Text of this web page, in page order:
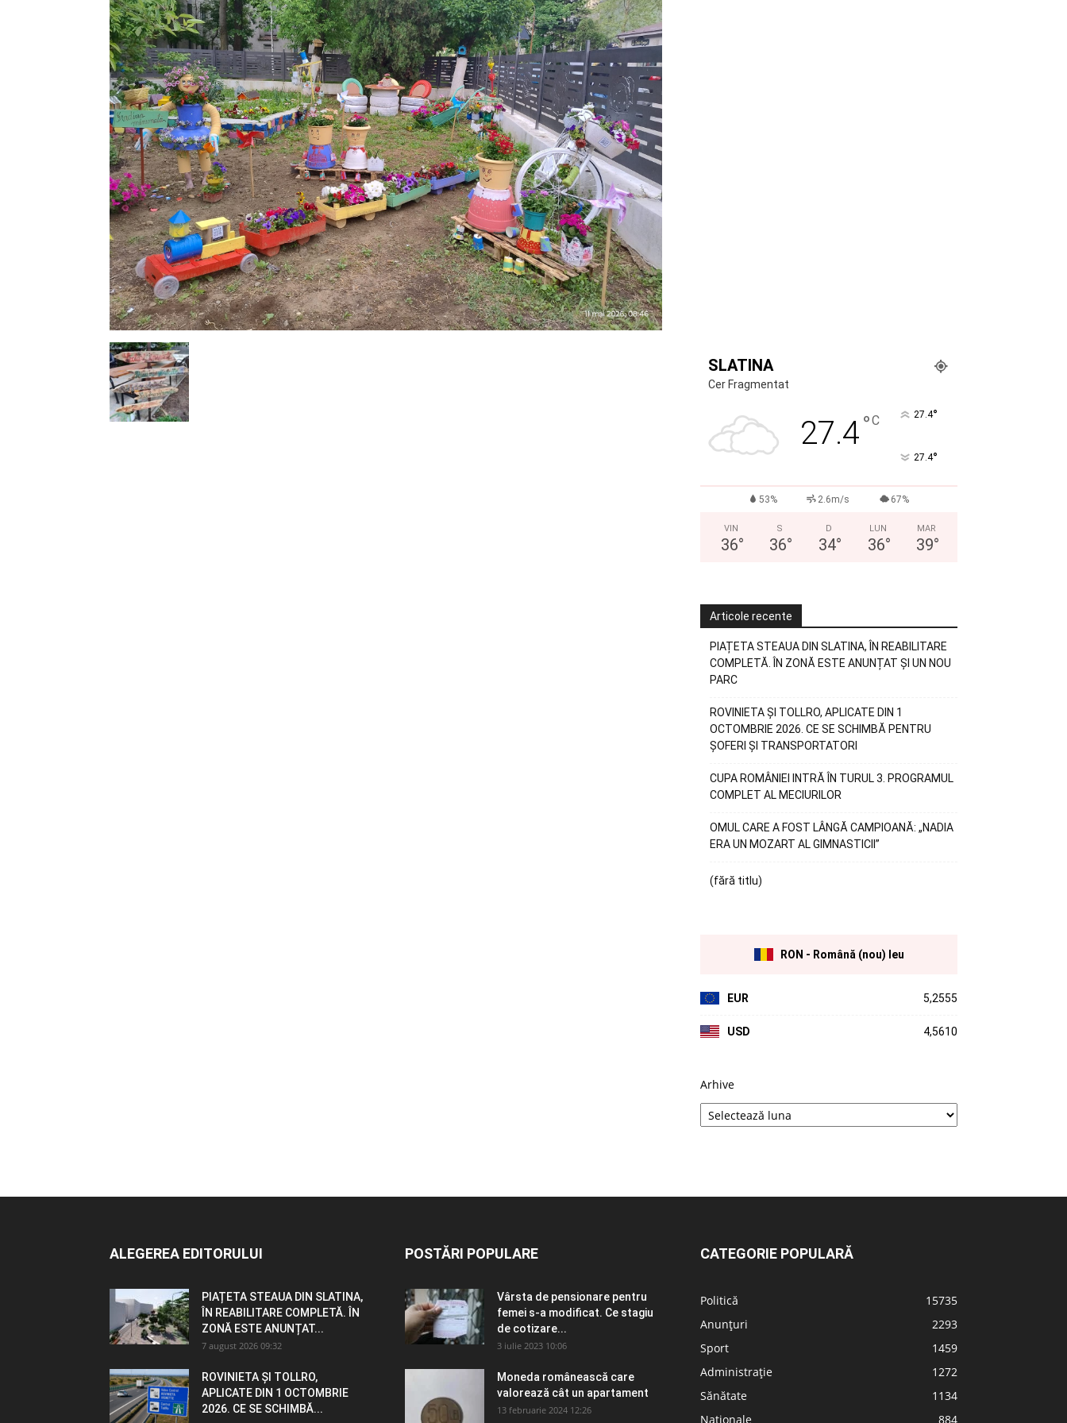
SLATINA
Cer Fragmentat
27.4°C 27.4°
27.4°
53% 2.6m/s 67%
VIN
36°
S
36°
D
34°
LUN
36°
MAR
39°
Articole recente
PIAȚETA STEAUA DIN SLATINA, ÎN REABILITARE
COMPLETĂ. ÎN ZONĂ ESTE ANUNȚAT ȘI UN NOU
PARC
ROVINIETA ȘI TOLLRO, APLICATE DIN 1
OCTOMBRIE 2026. CE SE SCHIMBĂ PENTRU
ȘOFERI ȘI TRANSPORTATORI
CUPA ROMÂNIEI INTRĂ ÎN TURUL 3. PROGRAMUL
COMPLET AL MECIURILOR
OMUL CARE A FOST LÂNGĂ CAMPIOANĂ: „NADIA
ERA UN MOZART AL GIMNASTICII”
(fără titlu)
RON - Română (nou) leu
EUR 5,2555
USD 4,5610
Arhive
ALEGEREA EDITORULUI
PIAȚETA STEAUA DIN SLATINA,
ÎN REABILITARE COMPLETĂ. ÎN
ZONĂ ESTE ANUNȚAT...
7 august 2026 09:32
ROVINIETA ȘI TOLLRO,
APLICATE DIN 1 OCTOMBRIE
2026. CE SE SCHIMBĂ...
POSTĂRI POPULARE
Vârsta de pensionare pentru
femei s-a modificat. Ce stagiu
de cotizare...
3 iulie 2023 10:06
Moneda românească care
valorează cât un apartament
13 februarie 2024 12:26
CATEGORIE POPULARĂ
Politică
15735
Anunțuri
2293
Sport
1459
Administrație
1272
Sănătate
1134
Naționale
884